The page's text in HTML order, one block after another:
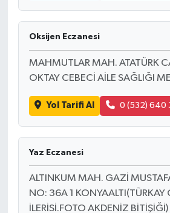
Oksijen Eczanesi
MAHMUTLAR MAH. ATATÜRK
OKTAY CEBECİ AİLE SAĞLIĞI
Yol Tarifi Al 0 (532) 640
Yaz Eczanesi
ALTINKUM MAH. GAZİ
NO: 36A 1 KONYAALTI(TÜRKAY
İLERİSİ.FOTO AKDENİZ BİTİŞİĞİ)